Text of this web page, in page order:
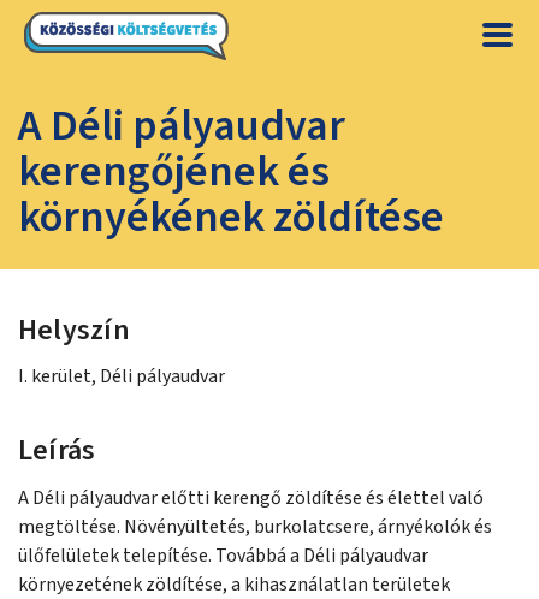
A Déli pályaudvar
kerengőjének és
környékének zöldítése
Helyszín
I. kerület, Déli pályaudvar
Leírás
A Déli pályaudvar előtti kerengő zöldítése és élettel való
megtöltése. Növényültetés, burkolatcsere, árnyékolók és
ülőfelületek telepítése. Továbbá a Déli pályaudvar
környezetének zöldítése, a kihasználatlan területek